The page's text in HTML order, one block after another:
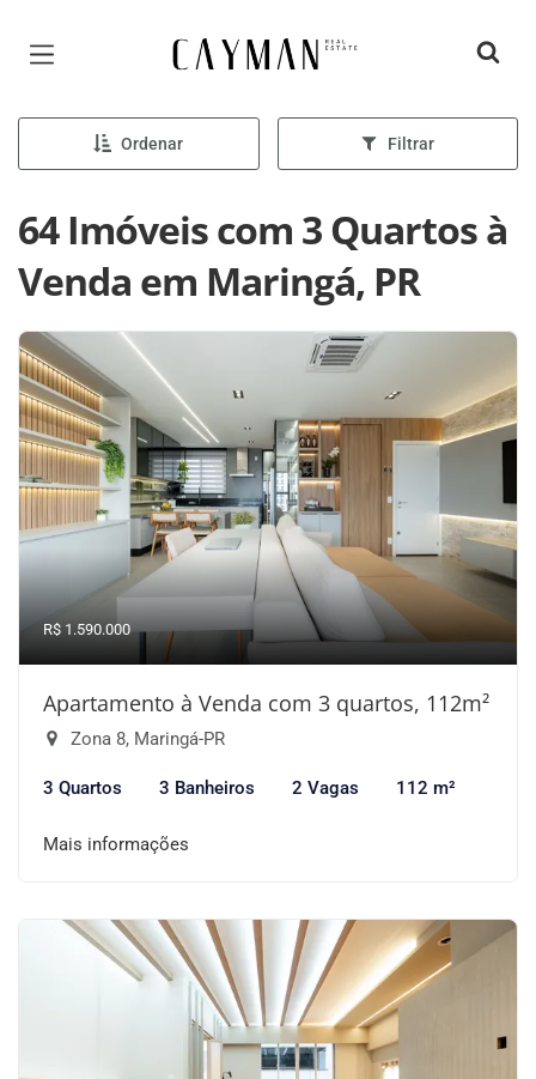
Página inicial
Ordenar Filtrar
64 Imóveis com 3 Quartos à
Venda em Maringá, PR
R$ 1.590.000
Apartamento à Venda com 3 quartos, 112m²
Zona 8, Maringá-PR
3 Quartos 3 Banheiros 2 Vagas 112 m²
Mais informações